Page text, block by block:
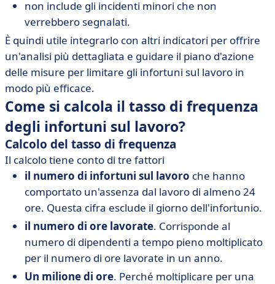
non include gli incidenti minori che non
verrebbero segnalati.
È quindi utile integrarlo con altri indicatori per offrire
un'analisi più dettagliata e guidare il piano d'azione
delle misure per limitare gli infortuni sul lavoro in
modo più efficace.
Come si calcola il tasso di frequenza
degli infortuni sul lavoro?
Calcolo del tasso di frequenza
Il calcolo tiene conto di tre fattori
il numero di infortuni sul lavoro che hanno
comportato un'assenza dal lavoro di almeno 24
ore. Questa cifra esclude il giorno dell'infortunio.
il numero di ore lavorate. Corrisponde al
numero di dipendenti a tempo pieno moltiplicato
per il numero di ore lavorate in un anno.
Un milione di ore. Perché moltiplicare per una